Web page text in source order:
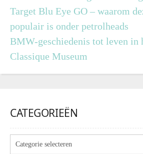
Target Blu Eye GO – waarom
populair is onder petrolheads
BMW-geschiedenis tot leven in
Classique Museum
CATEGORIEËN